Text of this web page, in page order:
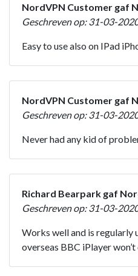
NordVPN Customer gaf
Geschreven op: 31-03-
Easy to use also on IPad
NordVPN Customer gaf
Geschreven op: 31-03-
Never had any kid of
Richard Bearpark gaf
Geschreven op: 31-03-
Works well and is regularly
overseas BBC iPlayer